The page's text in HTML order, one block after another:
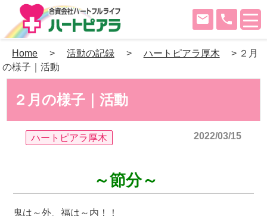
Skip
to
phone
mail
Home > 活動の記録 > ハートピアラ厚木 > ２月
の様子｜活動
２月の様子｜活動
2022/03/15
ハートピアラ厚木
～節分～
鬼は～外、福は～内！！